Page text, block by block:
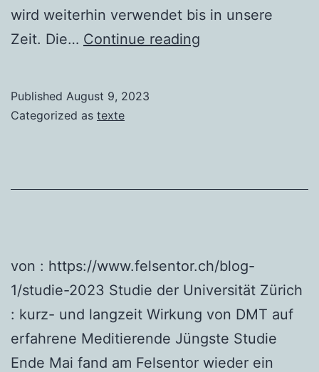
wird weiterhin verwendet bis in unsere
Zeit. Die… Continue reading
Published August 9, 2023
Categorized as texte
von : https://www.felsentor.ch/blog-
1/studie-2023 Studie der Universität Zürich
: kurz- und langzeit Wirkung von DMT auf
erfahrene Meditierende Jüngste Studie
Ende Mai fand am Felsentor wieder ein